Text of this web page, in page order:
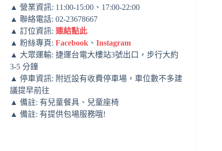
▲ 營業資訊: 11:00-15:00、17:00-22:00
▲ 聯絡電話: 02-23678667
▲ 訂位資訊: 連結點此
▲ 粉絲專頁: Facebook 、 Instagram
▲ 大眾運輸: 捷運台電大樓站3號出口，步行大約
3-5 分鐘
▲ 停車資訊: 附近設有收費停車場，車位數不多建
議提早前往
▲ 備註: 有兒童餐具、兒童座椅
▲ 備註: 有提供包場服務哦!